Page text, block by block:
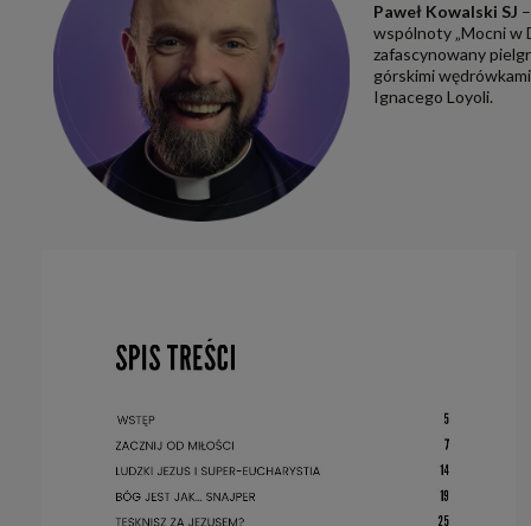
Paweł Kowalski SJ
wspólnoty „Mocni w
zafascynowany
górskimi
Ignacego Loyoli.